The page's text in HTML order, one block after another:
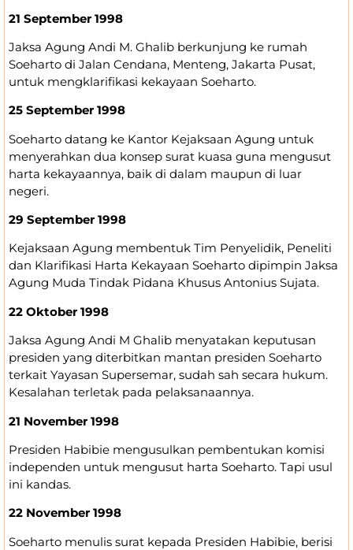
21 September 1998
Jaksa Agung Andi M. Ghalib berkunjung ke rumah
Soeharto di Jalan Cendana, Menteng, Jakarta Pusat,
untuk mengklarifikasi kekayaan Soeharto.
25 September 1998
Soeharto datang ke Kantor Kejaksaan Agung untuk
menyerahkan dua konsep surat kuasa guna mengusut
harta kekayaannya, baik di dalam maupun di luar
negeri.
29 September 1998
Kejaksaan Agung membentuk Tim Penyelidik, Peneliti
dan Klarifikasi Harta Kekayaan Soeharto dipimpin Jaksa
Agung Muda Tindak Pidana Khusus Antonius Sujata.
22 Oktober 1998
Jaksa Agung Andi M Ghalib menyatakan keputusan
presiden yang diterbitkan mantan presiden Soeharto
terkait Yayasan Supersemar, sudah sah secara hukum.
Kesalahan terletak pada pelaksanaannya.
21 November 1998
Presiden Habibie mengusulkan pembentukan komisi
independen untuk mengusut harta Soeharto. Tapi usul
ini kandas.
22 November 1998
Soeharto menulis surat kepada Presiden Habibie, berisi